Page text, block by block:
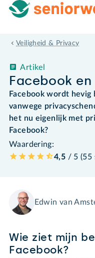
Veiligheid & Privacy
Facebook
Artikel
Facebook wordt hevig
vanwege
het nu eigenlijk met
Facebook?
Waardering:
4,5 / 5 (55
Edwin van
Wie ziet mijn
Facebook?